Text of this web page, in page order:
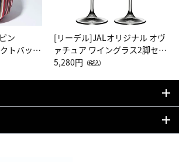
ン
トバッグ
LC）ス
[リーデル]JALオリジナル オヴ
ァチュア ワイングラス2脚セッ
ト（レッドワイン）
5,280円 （税込）